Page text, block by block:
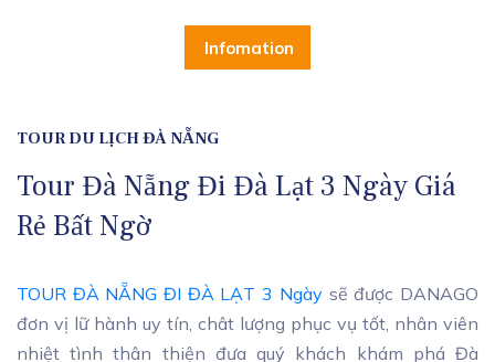
Infomation
TOUR DU LỊCH ĐÀ NẴNG
Tour Đà Nẵng Đi Đà Lạt 3 Ngày Giá
Rẻ Bất Ngờ
TOUR ĐÀ NẴNG ĐI ĐÀ LẠT 3 Ngàysẽ được DANAGO
đơn vị lữ hành uy tín, chât lượng phục vụ tốt, nhân viên
nhiệt tình thân thiện đưa quý khách khám phá Đà